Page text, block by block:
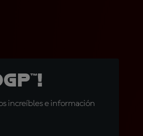
increíbles e información